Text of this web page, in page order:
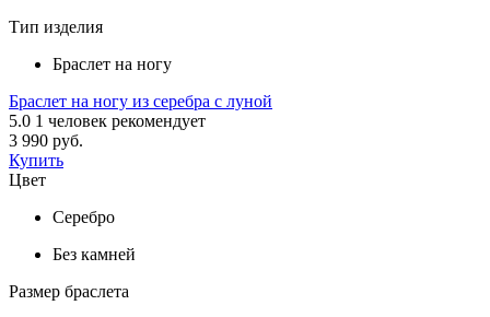
Тип изделия
Браслет на ногу
Браслет на ногу из серебра с луной
5.0 1 человек рекомендует
3 990 руб.
Купить
Цвет
Серебро
Без камней
Размер браслета